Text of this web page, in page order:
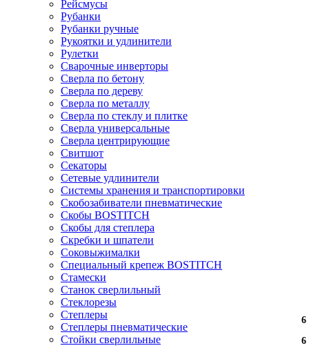
Рейсмусы
Рубанки
Рубанки ручные
Рукоятки и удлинители
Рулетки
Сварочные инверторы
Сверла по бетону
Сверла по дереву
Сверла по металлу
Сверла по стеклу и плитке
Сверла универсальные
Сверла центрирующие
Свитшот
Секаторы
Сетевые удлинители
Системы хранения и транспортировки
Скобозабиватели пневматические
Скобы BOSTITCH
Скобы для степлера
Скребки и шпатели
Соковыжималки
Специальный крепеж BOSTITCH
Стамески
Станок сверлильный
Стеклорезы
Степлеры
Степлеры пневматические
Стойки сверлильные
6
6
6
6
6
6
6
6